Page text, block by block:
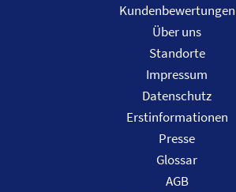
Kundenbewertungen
Über uns
Standorte
Impressum
Datenschutz
Erstinformationen
Presse
Glossar
AGB